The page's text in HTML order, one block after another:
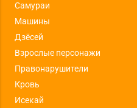
Самураи
Машины
Дзёсей
Взрослые персонажи
Правонарушители
Кровь
Исекай